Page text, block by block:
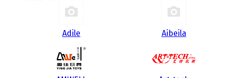
Adile Aibeila